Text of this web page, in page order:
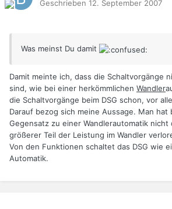
Geschrieben 12. September 2007
Was meinst Du damit
Damit meinte ich, dass die Schaltvorgänge
sind, wie bei einer herkömmlichen Wandler
die Schaltvorgänge beim DSG schon, vor
Darauf bezog sich meine Aussage. Man hat
Gegensatz zu einer Wandlerautomatik nicht
größerer Teil der Leistung im Wandler
Von den Funktionen schaltet das DSG wie
Automatik.